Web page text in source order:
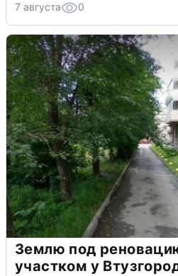
7 августа 0
Землю под
участком у